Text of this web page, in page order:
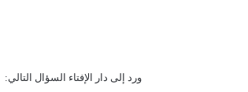
ورد إلى دار الإفتاء السؤال التالي: